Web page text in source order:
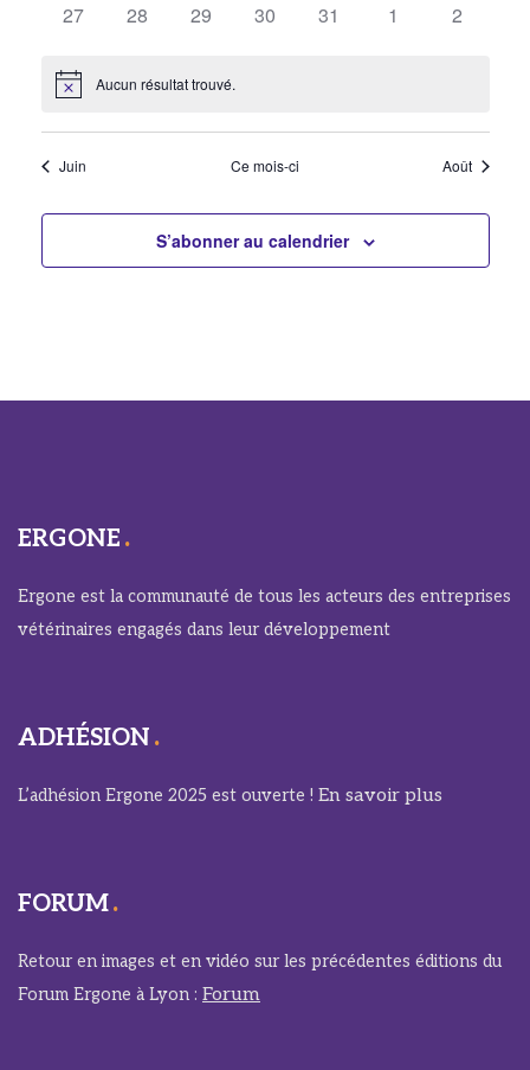
0
27
0
28
0
29
0
30
0
31
0
1
0
2
Notice Aucun résultat trouvé.
Juin Ce mois-ci Août
S’abonner au calendrier
ERGONE
Ergone est la communauté de tous les acteurs des entreprises
vétérinaires engagés dans leur développement
ADHÉSION
L’adhésion Ergone 2025 est ouverte ! En savoir plus
FORUM
Retour en images et en vidéo sur les précédentes éditions du
Forum Ergone à Lyon : Forum